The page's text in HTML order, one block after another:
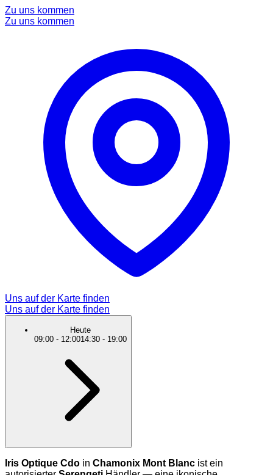
Zu uns kommen
Zu uns kommen
Uns auf der Karte finden
Uns auf der Karte finden
Heute
09:00 - 12:0014:30 - 19:00
Iris Optique Cdo in Chamonix Mont Blanc ist ein